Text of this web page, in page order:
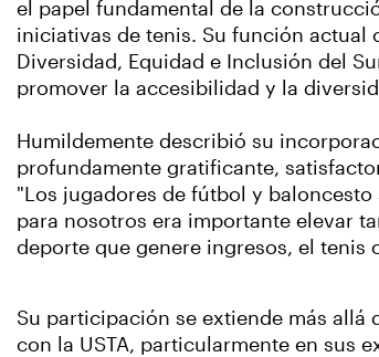
el papel fundamental de la
iniciativas de tenis. Su función
Diversidad, Equidad e Inclusión del
promover la accesibilidad y la
Humildemente describió su
profundamente gratificante,
"Los jugadores de fútbol y
para nosotros era importante elevar
deporte que genere ingresos, el tenis
Su participación se extiende más
con la USTA, particularmente en sus